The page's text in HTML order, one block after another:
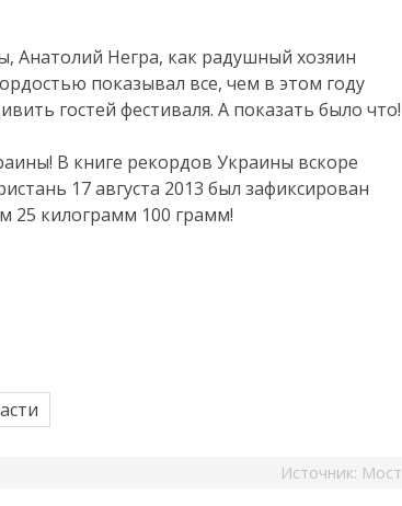
Анатолий Негра, как радушный хозяин
показывал все, чем в этом году
гостей фестиваля. А показать было что!
В книге рекордов Украины вскоре
17 августа 2013 был зафиксирован
25 килограмм 100 грамм!
Источник: Мост